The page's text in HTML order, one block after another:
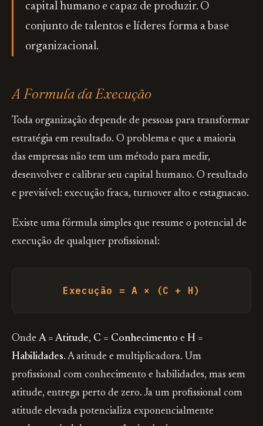
capital humano e capaz de produzir. O
conjunto de talentos e líderes forma a base
organizacional.
A Formula da Execução
Toda organização depende de pessoas para transformar
estratégia em resultado. O problema e que a maioria
das empresas não tem um método para medir,
desenvolver e calibrar seu capital humano. O resultado
e previsível: execução fraca, turnover alto e estagnacao.
Existe uma fórmula simples que resume o potencial de
execução de qualquer profissional:
Execução = A × (C + H)
Onde A = Atitude, C = Conhecimento e H =
Habilidades. A atitude e multiplicadora. Um
profissional com conhecimento e habilidades, mas sem
atitude, entrega perto de zero. Ja um profissional com
atitude elevada potencializa exponencialmente